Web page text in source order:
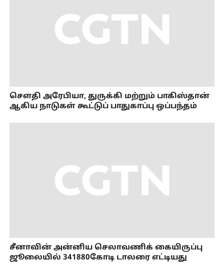
செளதி அரேபியா, துருக்கி மற்றும் பாகிஸ்தான்
ஆகிய நாடுகள் கூட்டுப் பாதுகாப்பு ஒப்பந்தம்
சீனாவின் அன்னிய செலாவணிக் கையிருப்பு
ஜூலையில் 341880கோடி டாலரை எட்டியது